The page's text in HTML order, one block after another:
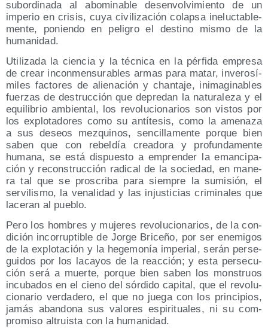
subor­di­na­da al abo­mi­na­ble des­en­vol­vi­mien­to de un
impe­rio en cri­sis, cuya civi­li­za­ción colap­sa ineluc­ta­ble­
men­te, ponien­do en peli­gro el des­tino mis­mo de la
humanidad.
Uti­li­za­da la cien­cia y la téc­ni­ca en la pér­fi­da empre­sa
de crear incon­men­su­ra­bles armas para matar, inve­ro­sí­
mi­les fac­to­res de alie­na­ción y chan­ta­je, inima­gi­na­bles
fuer­zas de des­truc­ción que depre­dan la natu­ra­le­za y el
equi­li­brio ambien­tal, los revo­lu­cio­na­rios son vis­tos por
los explo­ta­do­res como su antí­te­sis, como la ame­na­za
a sus deseos mez­qui­nos, sen­ci­lla­men­te por­que bien
saben que con rebel­día crea­do­ra y pro­fun­da­men­te
huma­na, se está dis­pues­to a empren­der la eman­ci­pa­
ción y recons­truc­ción radi­cal de la socie­dad, en mane­
ra tal que se pros­cri­ba para siem­pre la sumi­sión, el
ser­vi­lis­mo, la vena­li­dad y las injus­ti­cias cri­mi­na­les que
lace­ran al pueblo.
Pero los hom­bres y muje­res revo­lu­cio­na­rios, de la con­
di­ción inco­rrup­ti­ble de Jor­ge Bri­ce­ño, por ser enemi­gos
de la explo­ta­ción y la hege­mo­nía impe­rial, serán per­se­
gui­dos por los laca­yos de la reac­ción; y esta per­se­cu­
ción será a muer­te, por­que bien saben los mons­truos
incu­ba­dos en el cieno del sór­di­do capi­tal, que el revo­lu­
cio­na­rio ver­da­de­ro, el que no jue­ga con los prin­ci­pios,
jamás aban­do­na sus valo­res espi­ri­tua­les, ni su com­
pro­mi­so altruis­ta con la humanidad.